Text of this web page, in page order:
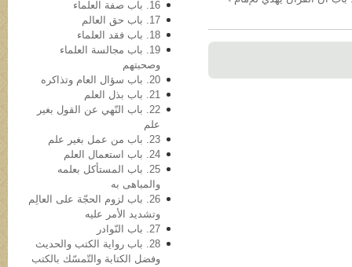
16. باب صفة العلماء
17. باب حق العالم
18. باب فقد العلماء
19. باب مجالسة العلماء
وصحبتهم
20. باب سؤال العام وتذاکره
21. باب بذل العلم
22. باب النّهي عن القول بغیر
علم
23. باب من عمل بغیر علم
24. باب استعمال العلم
25. باب المستأکل بعلمه
والمباهی به
26. باب لزوم الحجّة علی العالِم
وتشدید الأمر علیه
27. باب النّوادر
28. باب روایة الکتب والحدیث
وفضل الکتابة والتّمسّك بالكتب